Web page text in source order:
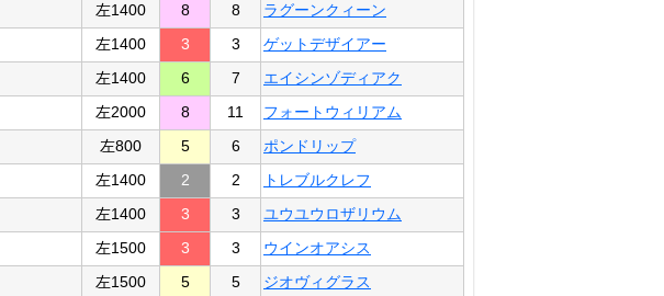
左1400 8 8
ラグーンクィーン
左1400 3 3
ゲットデザイアー
左1400 6 7
エイシンゾディアク
左2000 8 11
フォートウィリアム
左800 5 6
ポンドリップ
左1400 2 2
トレブルクレフ
左1400 3 3
ユウユウロザリウム
左1500 3 3
ウインオアシス
左1500 5 5
ジオヴィグラス